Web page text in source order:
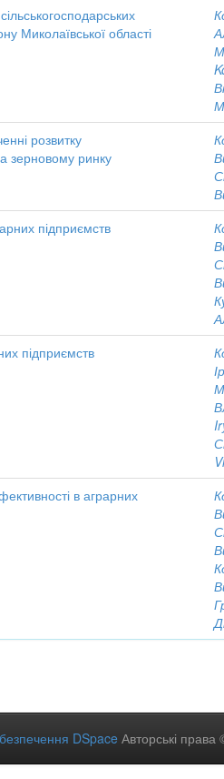
Миколаївської області
розвитку
зерновому ринку
підприємств
підприємств
в аграрних
DSpace Авторські